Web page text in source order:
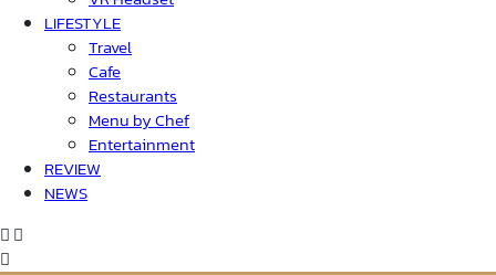
LIFESTYLE
Travel
Cafe
Restaurants
Menu by Chef
Entertainment
REVIEW
NEWS